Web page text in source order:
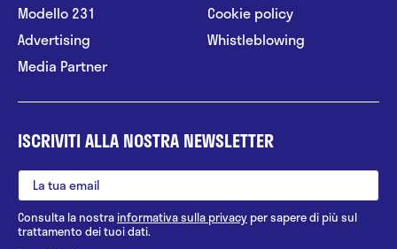
Modello 231
Advertising
Media Partner
Cookie policy
Whistleblowing
ISCRIVITI ALLA NOSTRA NEWSLETTER
Consulta la nostrainformativa sulla privacy per sapere di più sul
trattamento dei tuoi dati.